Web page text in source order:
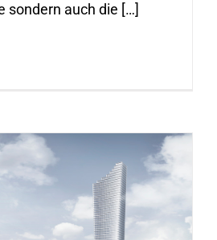
sondern auch die […]